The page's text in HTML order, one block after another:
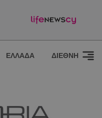
ΕΛΛΑΔΑ ΔΙΕΘΝΗ